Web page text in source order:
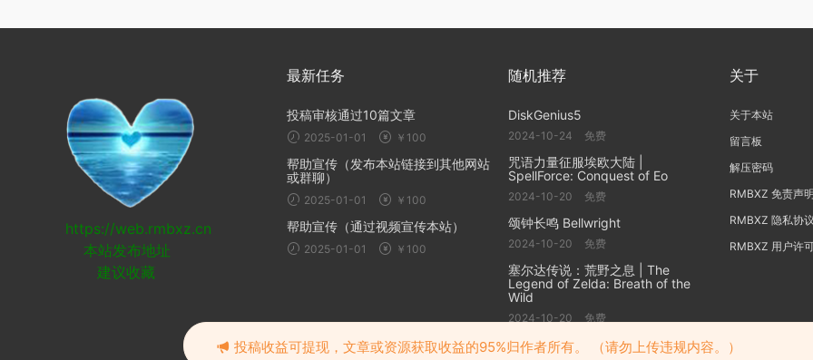
https://web.rmbxz.cn
本站发布地址
建议收藏
最新任务
投稿审核通过10篇文章
2025-01-01 ￥100
帮助宣传（发布本站链接到其他网站
或群聊）
2025-01-01 ￥100
帮助宣传（通过视频宣传本站）
2025-01-01 ￥100
随机推荐
DiskGenius5
2024-10-24 免费
咒语力量征服埃欧大陆 |
SpellForce: Conquest of Eo
2024-10-20 免费
颂钟长鸣 Bellwright
2024-10-20 免费
塞尔达传说：荒野之息 | The
Legend of Zelda: Breath of the
Wild
2024-10-20 免费
关于
关于本站
留言板
解压密码
RMBXZ 免责声
RMBXZ 隐私协
RMBXZ 用户许
投稿收益可提现，文章或资源获取收益的95%归作者所有。 （请勿上传违规内容。）